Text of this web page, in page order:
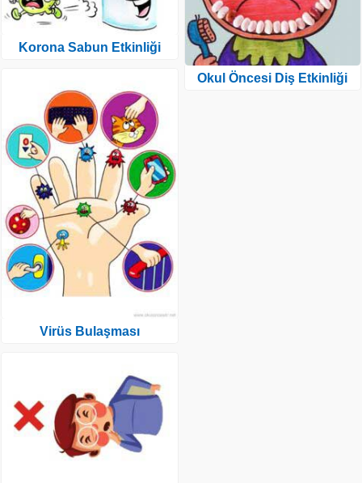
Korona Sabun Etkinliği
Virüs Bulaşması
Okul Öncesi Diş Etkinliği